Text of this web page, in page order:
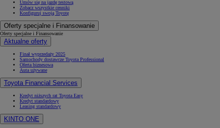
Umów się na jazdę testową
Zobacz wszystkie cenniki
Konfiguruj swoją Toyotę
Oferty specjalne i Finansowanie
Oferty specjalne i Finansowanie
Aktualne oferty
Finał wyprzedaży 2025
Samochody dostawcze Toyota Professional
Oferta biznesowa
Auta używane
Toyota Financial Services
Kredyt niższych rat Toyota Easy
Kredyt standardowy
Leasing standardowy
KINTO ONE